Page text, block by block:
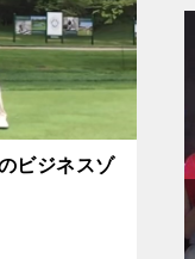
ビジネスゾ